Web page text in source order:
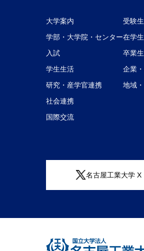
大学案内
学部・大学院・センター
入試
学生生活
研究・産学官連携
社会連携
国際交流
受験生
在学生
卒業生
企業
地域
名古屋工業大学 X